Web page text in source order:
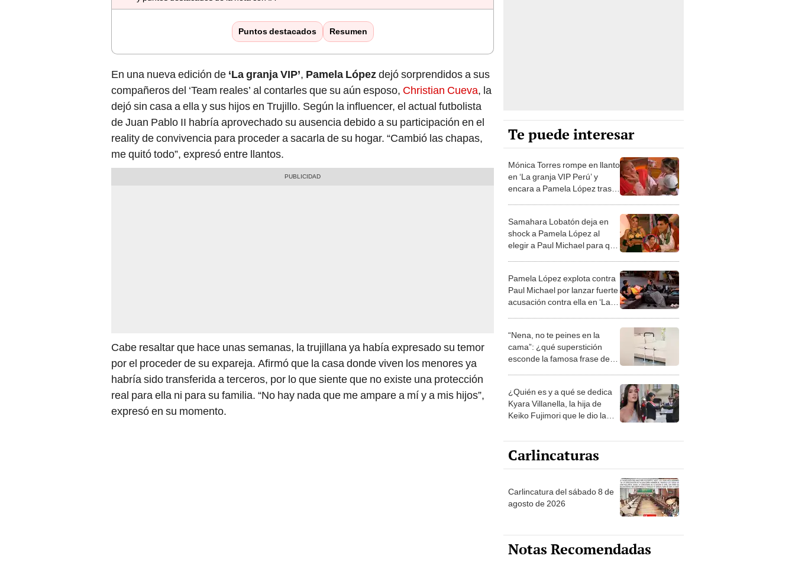
Puntos destacados Resumen
En una nueva edición de ‘La granja VIP’, Pamela Lópezdejó sorprendidos a sus
compañeros del ‘Team reales’ al contarles que su aún esposo, Christian Cueva, la
dejó sin casa a ella y sus hijos en Trujillo. Según la influencer, el actual futbolista
de Juan Pablo II habría aprovechado su ausencia debido a su participación en el
reality de convivencia para proceder a sacarla de su hogar. “Cambió las chapas,
me quitó todo”, expresó entre llantos.
Cabe resaltar que hace unas semanas, la trujillana ya había expresado su temor
por el proceder de su expareja. Afirmó que la casa donde viven los menores ya
habría sido transferida a terceros, por lo que siente que no existe una protección
real para ella ni para su familia. “No hay nada que me ampare a mí y a mis hijos”,
expresó en su momento.
Te puede interesar
Mónica Torres rompe en llanto
en ‘La granja VIP Perú’ y
encara a Pamela López tras
Samahara Lobatón deja en
shock a Pamela López al
elegir a Paul Michael para que
Pamela López explota contra
Paul Michael por lanzar fuerte
acusación contra ella en ‘La
“Nena, no te peines en la
cama”: ¿qué superstición
esconde la famosa frase de
¿Quién es y a qué se dedica
Kyara Villanella, la hija de
Keiko Fujimori que le dio la
Carlincaturas
Carlincatura del sábado 8 de
agosto de 2026
Notas Recomendadas